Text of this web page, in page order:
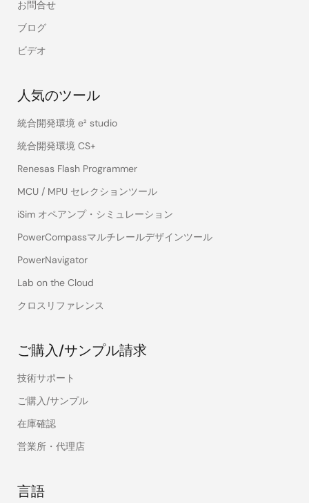
お問合せ
ブログ
ビデオ
人気のツール
統合開発環境 e² studio
統合開発環境 CS+
Renesas Flash Programmer
MCU / MPU セレクションツール
iSim オペアンプ・シミュレーション
PowerCompassマルチレールデザインツール
PowerNavigator
Lab on the Cloud
クロスリファレンス
ご購入/サンプル請求
技術サポート
ご購入/サンプル
在庫確認
営業所・代理店
言語